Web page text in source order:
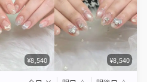
¥8,540 ¥8,540